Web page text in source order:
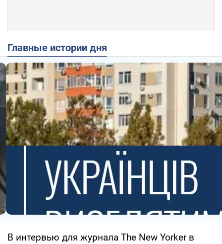
Главные истории дня
В интервью для журнала The New Yorker в